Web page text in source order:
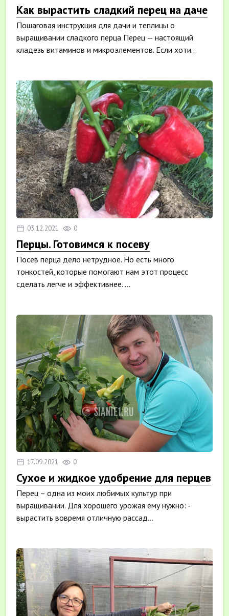
Как вырастить сладкий перец на даче
Пошаговая инструкция для дачи и теплицы о
выращивании сладкого перца Перец — настоящий
кладезь витаминов и микроэлементов. Если хоти...
03.12.2021 0
Перцы. Готовимся к посеву
Посев перца дело нетрудное. Но есть много
тонкостей, которые помогают нам этот процесс
сделать легче и эффективнее. ...
17.09.2021 0
Сухое и жидкое удобрение для перцев
Перец – одна из моих любимых культур при
выращивании. Для хорошего урожая ему нужно: -
вырастить вовремя отличную рассад...